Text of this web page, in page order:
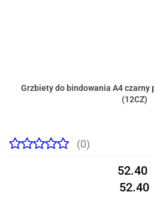
Grzbiety do bindowania A4
(12CZ)
(0)
52.40
52.40